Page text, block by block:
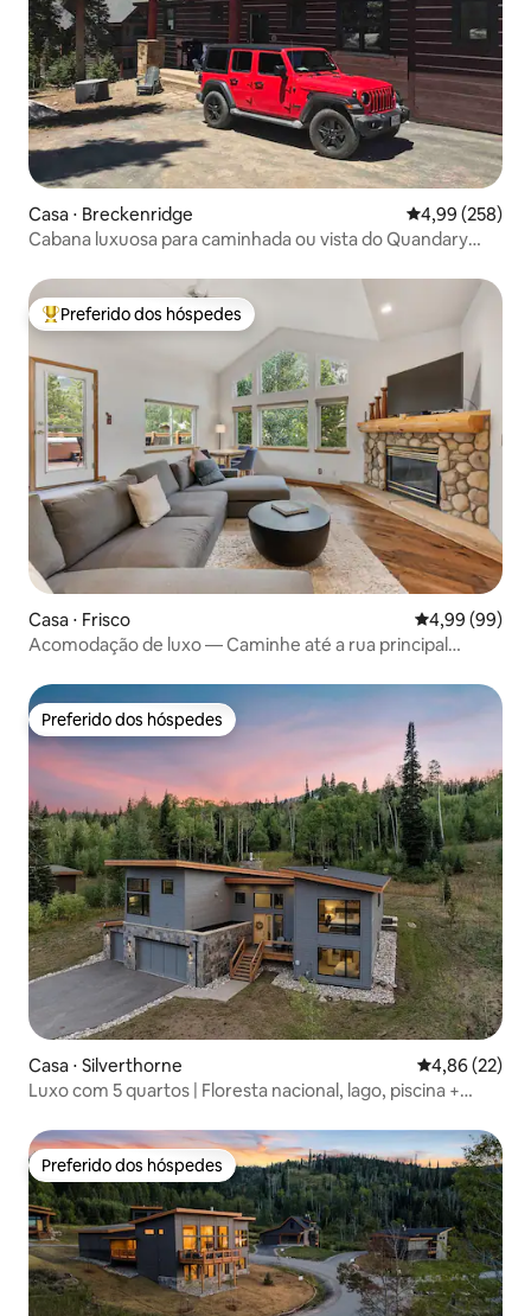
Casa ⋅ Breckenridge 4,99 de uma
4,99 (258)
Cabana luxuosa para caminhada ou vista do Quandary
Entre os melhores preferidos dos hóspedes
Preferido dos hóspedes
Casa ⋅ Frisco 4,99 de uma
4,99 (99)
Acomodação de luxo — Caminhe até a rua principal
Preferido dos hóspedes
Preferido dos hóspedes
Casa ⋅ Silverthorne 4,86 de uma
4,86 (22)
Luxo com 5 quartos | Floresta nacional, lago, piscina +
Preferido dos hóspedes
Preferido dos hóspedes